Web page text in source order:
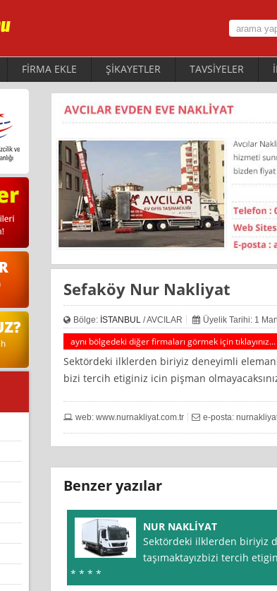
FİRMA EKLE ŞİKAYETLER TAVSİYELER
Sefaköy Nur Nakliyat
Bölge: İSTANBUL/ AVCILAR Üyelik Tarihi: 1
aynı bölgedeki diğer firmaları görmek için tıklayınız...
Sektördeki ilklerden biriyiz deneyimli
bizi tercih etiginiz icin pişman
web: www.nurnakliyat.com.tr e-posta:
Benzer yazılar
NUR NAKLİYAT
Sektördeki ilklerden biriyiz
taşımaktayızbizi tercih
* * * *